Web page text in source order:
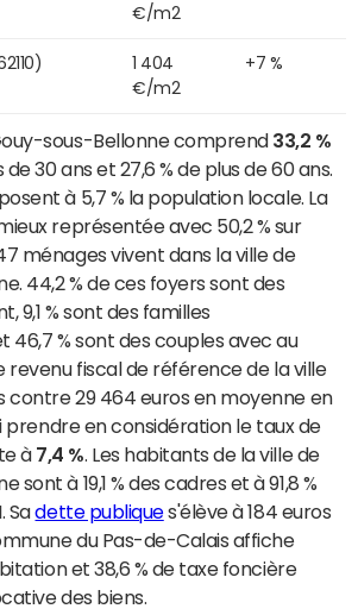
€/m2
1 404
€/m2
+7 %
sous-Bellonne comprend 33,2 %
30 ans et 27,6 % de plus de 60 ans.
à 5,7 % la population locale. La
représentée avec 50,2 % sur
ménages vivent dans la ville de
44,2 % de ces foyers sont des
9,1 % sont des familles
46,7 % sont des couples avec au
revenu fiscal de référence de la ville
contre 29 464 euros en moyenne en
prendre en considération le taux de
à 7,4 % . Les habitants de la ville de
sont à 19,1 % des cadres et à 91,8 %
Sadette publiques'élève à 184 euros
du Pas-de-Calais affiche
et 38,6 % de taxe foncière
des biens.